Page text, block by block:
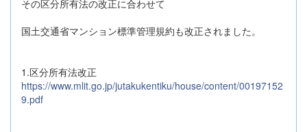
その区分所有法の改正に合わせて
国土交通省マンション標準管理規約も改正されました。
1.区分所有法改正
https://www.mlit.go.jp/jutakukentiku/house/content/00197152
9.pdf